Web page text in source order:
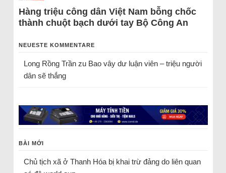
Hàng triệu công dân Việt Nam bỗng chốc
thành chuột bạch dưới tay Bộ Công An
NEUESTE KOMMENTARE
Long Rồng Trầnzu Bao vây dư luận viên – triệu người
dân sẽ thắng
BÀI MỚI
Chủ tịch xã ở Thanh Hóa bị khai trừ đảng do liên quan